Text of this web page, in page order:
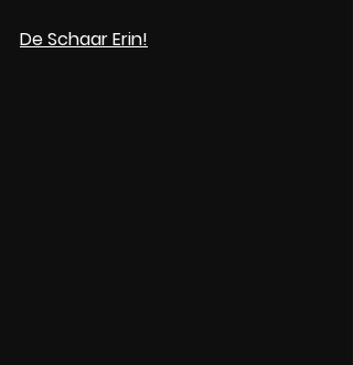
De Schaar Erin!